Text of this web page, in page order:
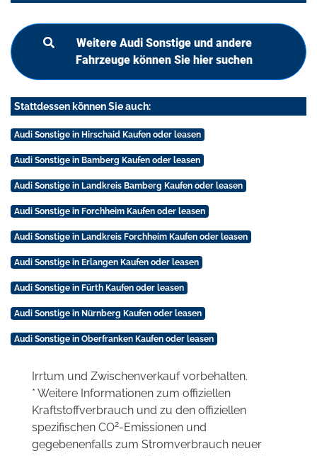
Weitere Audi Sonstige und andere
Fahrzeuge können Sie hier suchen
Stattdessen können Sie auch:
Audi Sonstige in Hirschaid Kaufen oder leasen
Audi Sonstige in Bamberg Kaufen oder leasen
Audi Sonstige in Landkreis Bamberg Kaufen oder leasen
Audi Sonstige in Forchheim Kaufen oder leasen
Audi Sonstige in Landkreis Forchheim Kaufen oder leasen
Audi Sonstige in Erlangen Kaufen oder leasen
Audi Sonstige in Fürth Kaufen oder leasen
Audi Sonstige in Nürnberg Kaufen oder leasen
Audi Sonstige in Oberfranken Kaufen oder leasen
Irrtum und Zwischenverkauf vorbehalten.
* Weitere Informationen zum offiziellen
Kraftstoffverbrauch und zu den offiziellen
spezifischen CO2-Emissionen und
gegebenenfalls zum Stromverbrauch neuer